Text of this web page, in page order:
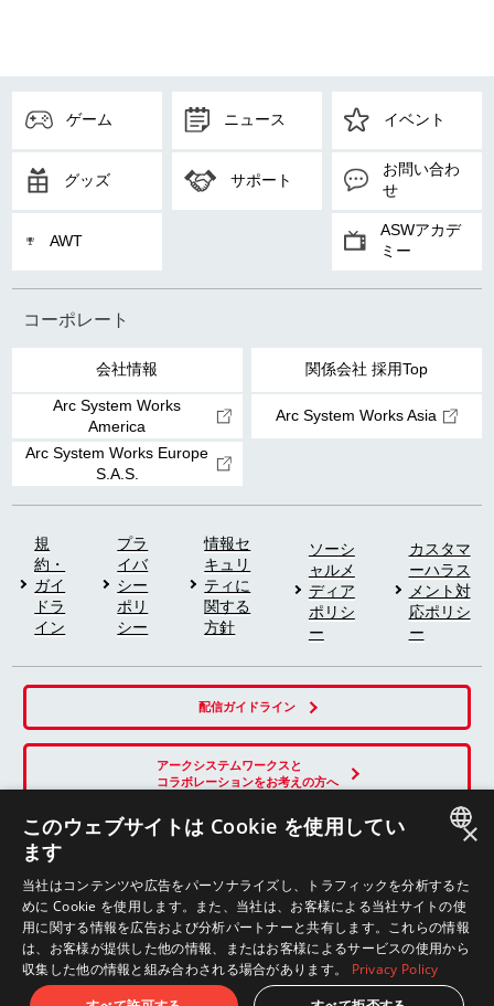
ゲーム ニュース イベント
グッズ サポート
お問い合わ
せ
AWT
ASWアカデ
ミー
コーポレート
会社情報 関係会社 採用Top
Arc System Works
America
Arc System Works Asia
Arc System Works Europe
S.A.S.
規
約・
ガイ
ドラ
イン
プラ
イバ
シー
ポリ
シー
情報セ
キュリ
ティに
関する
方針
ソーシ
ャルメ
ディア
ポリシ
ー
カスタマ
ーハラス
メント対
応ポリシ
ー
配信ガイドライン
アークシステムワークスと
コラボレーションをお考えの方へ
SNS
ENGLISH
×
このウェブサイトは Cookie を使用してい
ます
当社はコンテンツや広告をパーソナライズし、トラフィックを分析するた
めに Cookie を使用します。また、当社は、お客様による当社サイトの使
用に関する情報を広告および分析パートナーと共有します。これらの情報
は、お客様が提供した他の情報、またはお客様によるサービスの使用から
収集した他の情報と組み合わされる場合があります。
Privacy Policy